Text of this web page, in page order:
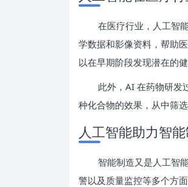
在医疗行业，人工智
学数据和影像资料，帮助
以在早期阶段发现潜在的健
此外，AI 在药物研发
种化合物的效果，从中筛
人工智能助力智
智能制造又是人工智
警以及质量监控等多个方